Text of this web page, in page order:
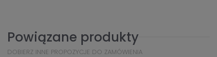
Powiązane produkty
DOBIERZ INNE PROPOZYCJE DO ZAMÓWIENIA